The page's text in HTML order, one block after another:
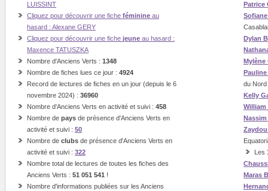
LUISSINT
Cliquez pour découvrir une fiche féminine au
hasard : Alexane GERY
Cliquez pour découvrir une fiche jeune au hasard :
Maxence TATUSZKA
Nombre d'Anciens Verts : 1348
Nombre de fiches lues ce jour : 4924
Record de lectures de fiches en un jour (depuis le 6
novembre 2024) : 36960
Nombre d'Anciens Verts en activité et suivi : 458
Nombre de pays de présence d'Anciens Verts en
activité et suivi : 50
Nombre de clubs de présence d'Anciens Verts en
activité et suivi : 322
Nombre total de lectures de toutes les fiches des
Anciens Verts : 51 051 541 !
Nombre d'informations publiées sur les Anciens
Patrice
Dylan
Mylène
du Nord
Kelly
William
Les
Maras